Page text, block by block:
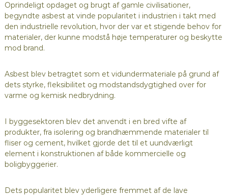
Oprindeligt opdaget og brugt af gamle civilisationer,
begyndte asbest at vinde popularitet i industrien i takt med
den industrielle revolution, hvor der var et stigende behov for
materialer, der kunne modstå høje temperaturer og beskytte
mod brand.
Asbest blev betragtet som et vidundermateriale på grund af
dets styrke, fleksibilitet og modstandsdygtighed over for
varme og kemisk nedbrydning.
I byggesektoren blev det anvendt i en bred vifte af
produkter, fra isolering og brandhæmmende materialer til
fliser og cement, hvilket gjorde det til et uundværligt
element i konstruktionen af både kommercielle og
boligbyggerier.
Dets popularitet blev yderligere fremmet af de lave